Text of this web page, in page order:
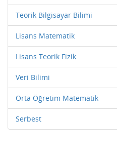
Teorik Bilgisayar Bilimi
Lisans Matematik
Lisans Teorik Fizik
Veri Bilimi
Orta Öğretim Matematik
Serbest